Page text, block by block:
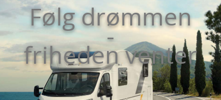
Følg drømmen
-
friheden venter